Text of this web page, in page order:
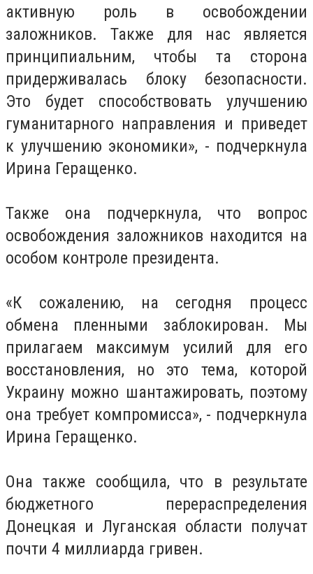
активную роль в освобождении
заложников. Также для нас является
принципиальним, чтобы та сторона
придерживалась блоку безопасности.
Это будет способствовать улучшению
гуманитарного направления и приведет
к улучшению экономики», - подчеркнула
Ирина Геращенко.
Также она подчеркнула, что вопрос
освобождения заложников находится на
особом контроле президента.
«К сожалению, на сегодня процесс
обмена пленными заблокирован. Мы
прилагаем максимум усилий для его
восстановления, но это тема, которой
Украину можно шантажировать, поэтому
она требует компромисса», - подчеркнула
Ирина Геращенко.
Она также сообщила, что в результате
бюджетного перераспределения
Донецкая и Луганская области получат
почти 4 миллиарда гривен.